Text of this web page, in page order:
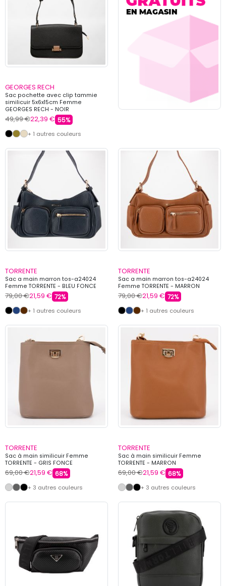
GEORGES RECH
Sac pochette avec clip tammie
similicuir 5x6x15cm Femme
GEORGES RECH - NOIR
49,99 €22,39 € 55%
+ 1 autres couleurs
TORRENTE
Sac a main marron tos-a24024
Femme TORRENTE - BLEU FONCE
79,00 €21,59 € 72%
+ 1 autres couleurs
TORRENTE
Sac a main marron tos-a24024
Femme TORRENTE - MARRON
79,00 €21,59 € 72%
+ 1 autres couleurs
TORRENTE
Sac à main similicuir Femme
TORRENTE - GRIS FONCE
69,00 €21,59 € 68%
+ 3 autres couleurs
TORRENTE
Sac à main similicuir Femme
TORRENTE - MARRON
69,00 €21,59 € 68%
+ 3 autres couleurs